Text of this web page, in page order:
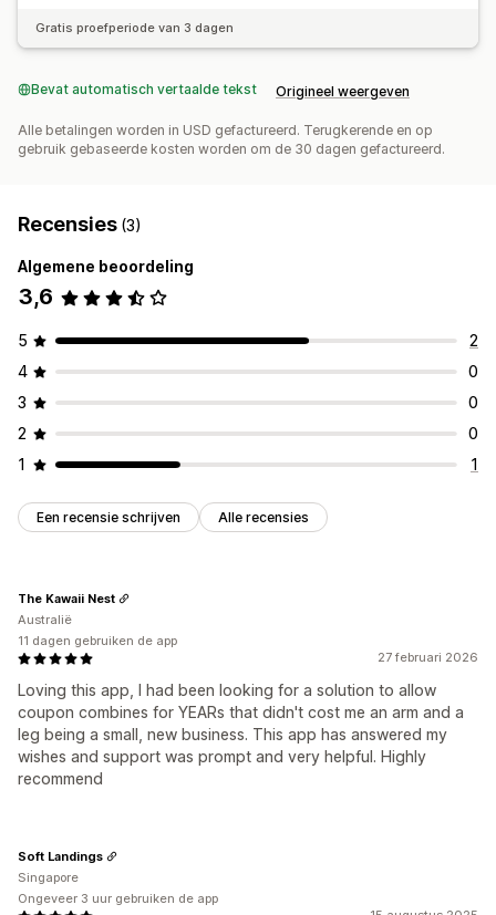
Gratis proefperiode van 3 dagen
Bevat automatisch vertaalde tekst Origineel weergeven
Alle betalingen worden in USD gefactureerd. Terugkerende en op
gebruik gebaseerde kosten worden om de 30 dagen gefactureerd.
Recensies (3)
Algemene beoordeling
3,6
5
2
4
0
3
0
2
0
1
1
Een recensie schrijven Alle recensies
27 februari 2026
Loving this app, I had been looking for a solution to allow
coupon combines for YEARs that didn't cost me an arm and a
leg being a small, new business. This app has answered my
wishes and support was prompt and very helpful. Highly
recommend
The Kawaii Nest
Australië
11 dagen gebruiken de app
Soft Landings
Singapore
Ongeveer 3 uur gebruiken de app